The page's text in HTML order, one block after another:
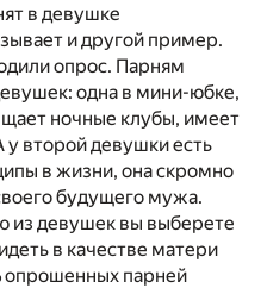
в девушке
и другой пример.
опрос. Парням
одна в мини-юбке,
ночные клубы, имеет
у второй девушки есть
в жизни, она скромно
будущего мужа.
из девушек вы выберете
в качестве матери
опрошенных парней